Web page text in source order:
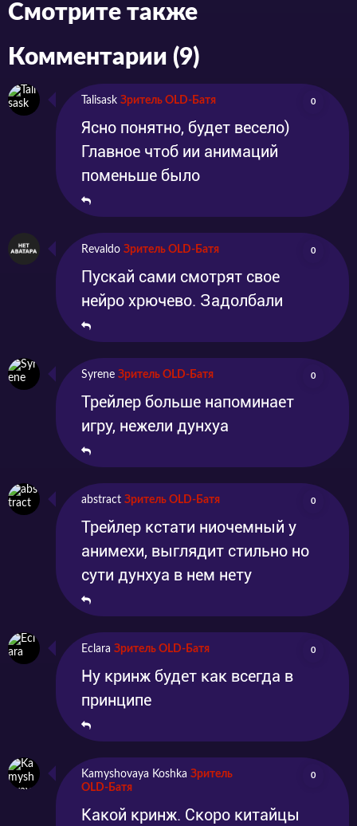
Смотрите также
Комментарии (9)
Talisask Зритель OLD-Батя 0
Ясно понятно, будет весело)
Главное чтоб ии анимаций
поменьше было
Revaldo Зритель OLD-Батя 0
Пускай сами смотрят свое
нейро хрючево. Задолбали
Syrene Зритель OLD-Батя 0
Трейлер больше напоминает
игру, нежели дунхуа
abstract Зритель OLD-Батя 0
Трейлер кстати ниочемный у
анимехи, выглядит стильно но
сути дунхуа в нем нету
Eclara Зритель OLD-Батя 0
Ну кринж будет как всегда в
принципе
Kamyshovaya Koshka Зритель
OLD-Батя
0
Какой кринж. Скоро китайцы